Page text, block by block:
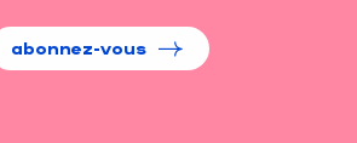
abonnez-vous